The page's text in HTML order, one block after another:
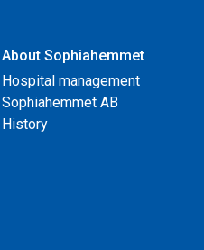
About Sophiahemmet
Hospital management
Sophiahemmet AB
History